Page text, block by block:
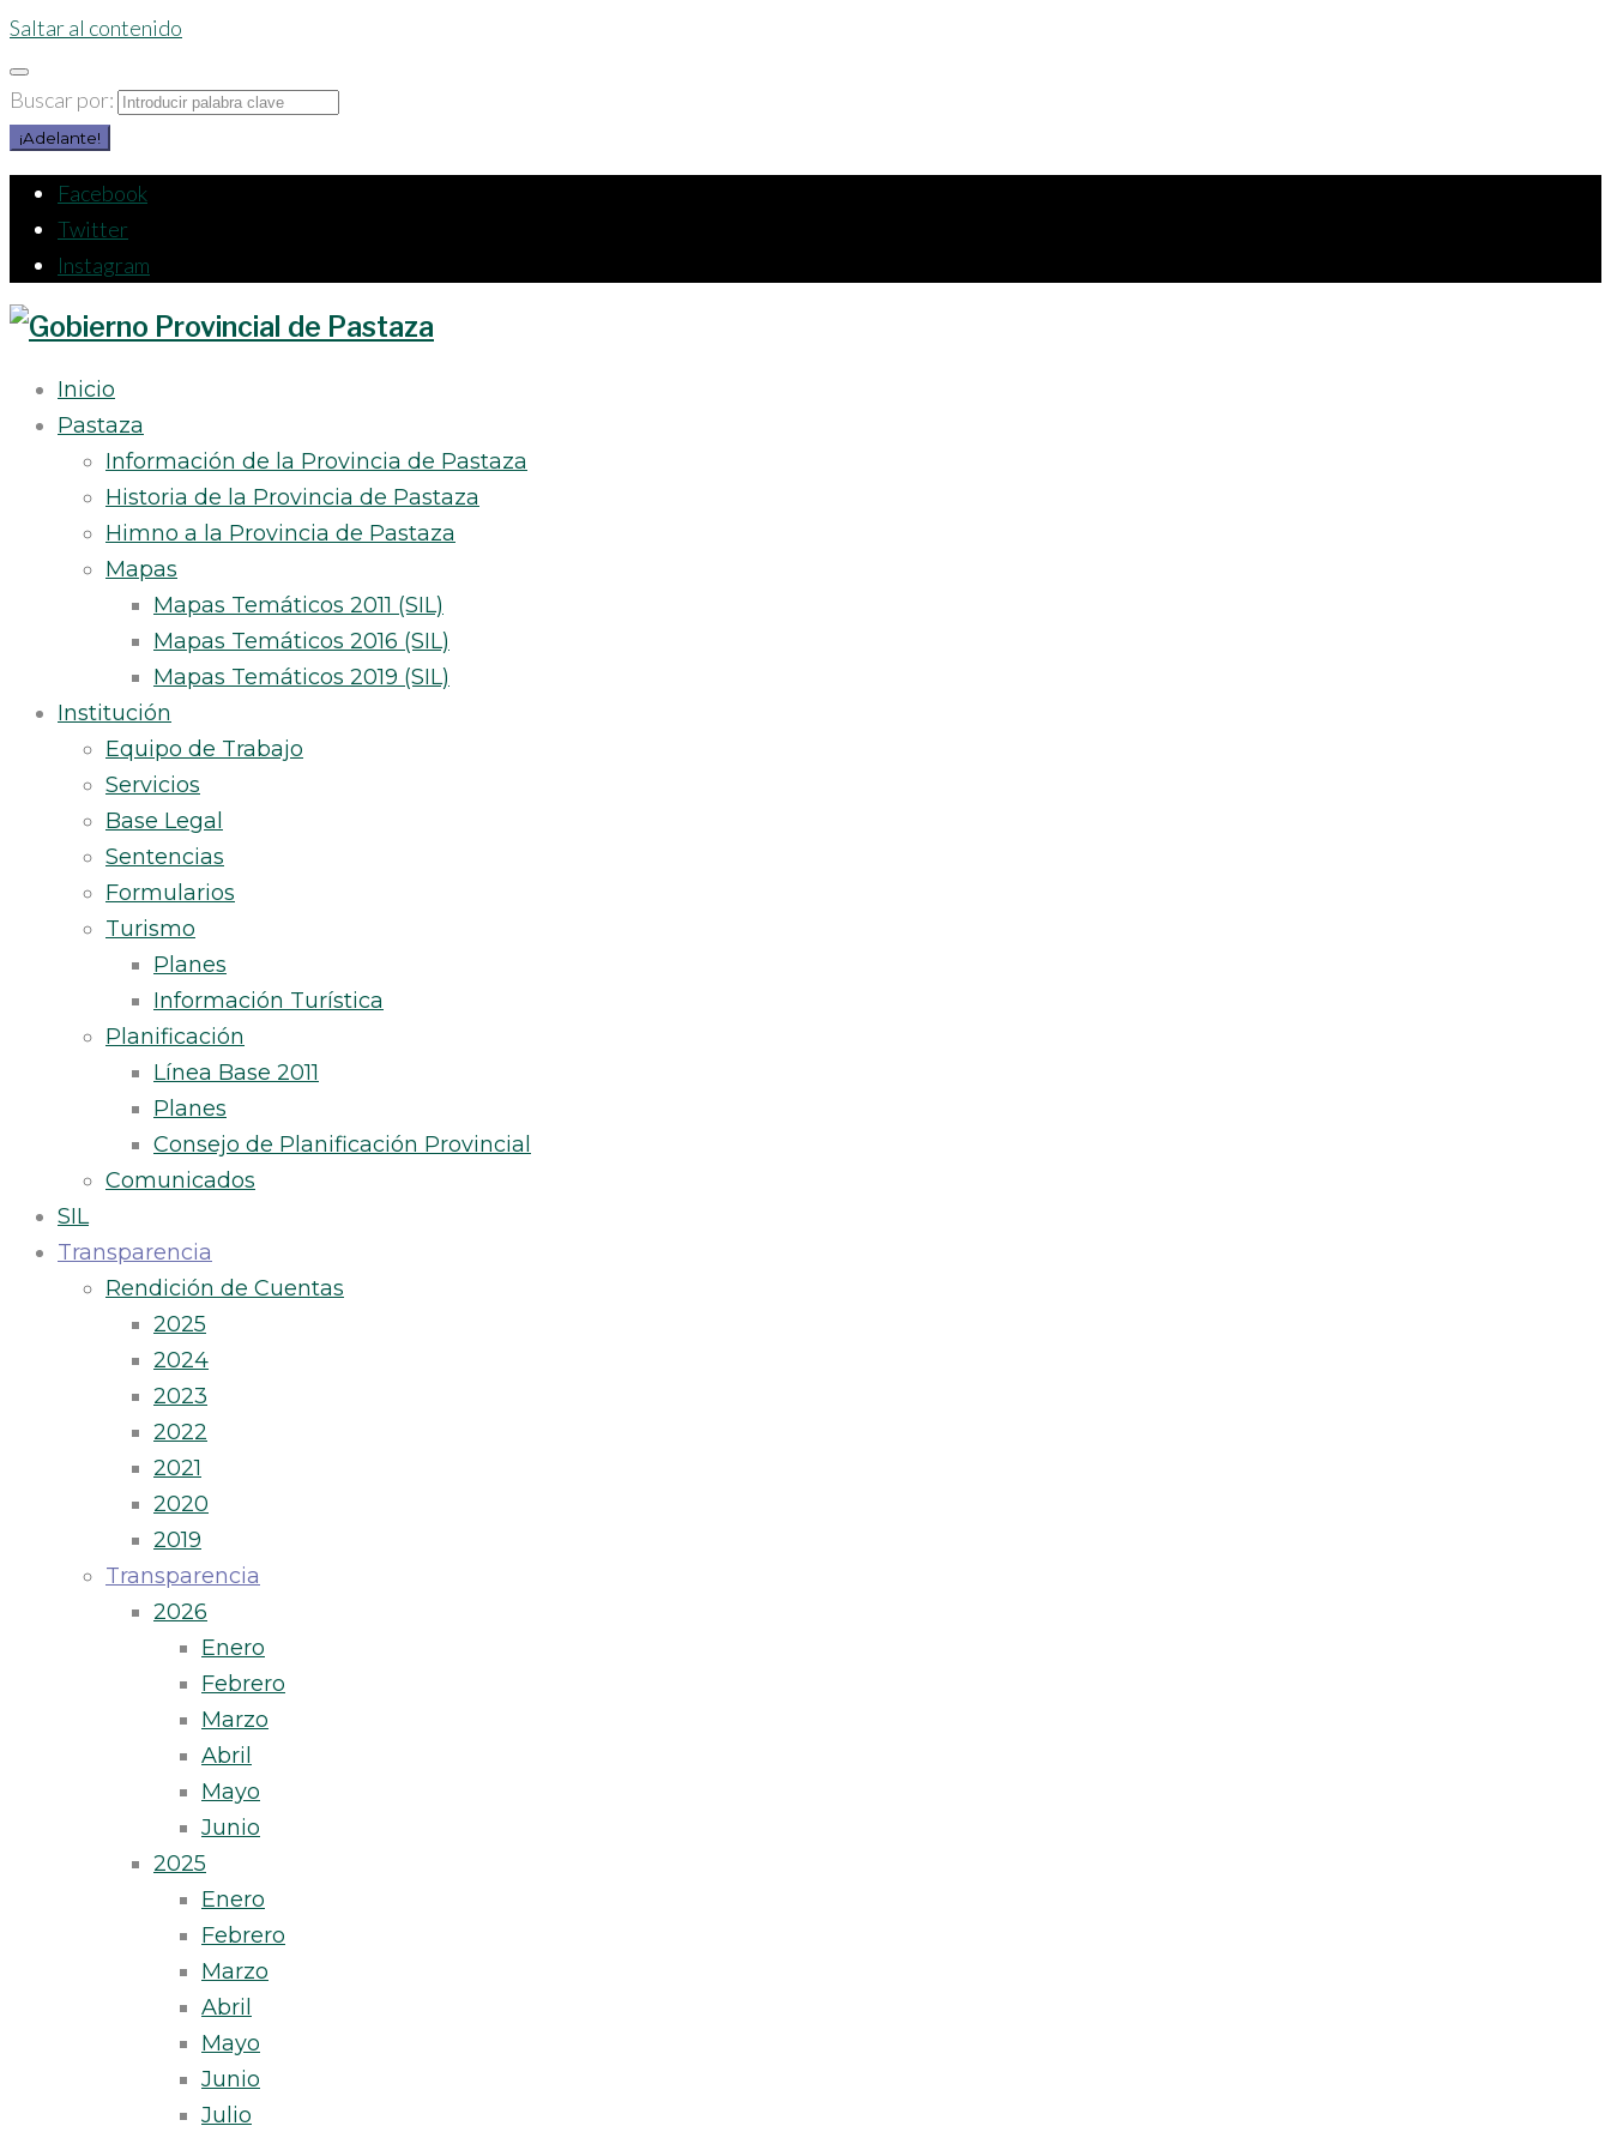
Saltar al contenido
Buscar por:
¡Adelante!
Facebook
Twitter
Instagram
Inicio
Pastaza
Información de la Provincia de Pastaza
Historia de la Provincia de Pastaza
Himno a la Provincia de Pastaza
Mapas
Mapas Temáticos 2011 (SIL)
Mapas Temáticos 2016 (SIL)
Mapas Temáticos 2019 (SIL)
Institución
Equipo de Trabajo
Servicios
Base Legal
Sentencias
Formularios
Turismo
Planes
Información Turística
Planificación
Línea Base 2011
Planes
Consejo de Planificación Provincial
Comunicados
SIL
Transparencia
Rendición de Cuentas
2025
2024
2023
2022
2021
2020
2019
Transparencia
2026
Enero
Febrero
Marzo
Abril
Mayo
Junio
2025
Enero
Febrero
Marzo
Abril
Mayo
Junio
Julio